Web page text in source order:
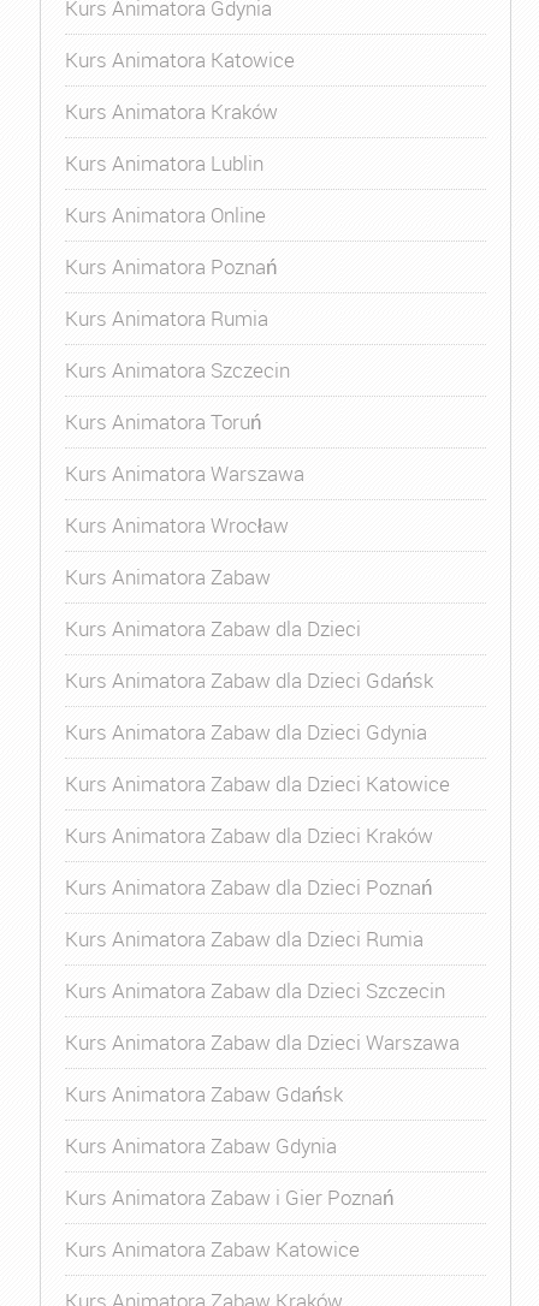
Kurs Animatora Gdynia
Kurs Animatora Katowice
Kurs Animatora Kraków
Kurs Animatora Lublin
Kurs Animatora Online
Kurs Animatora Poznań
Kurs Animatora Rumia
Kurs Animatora Szczecin
Kurs Animatora Toruń
Kurs Animatora Warszawa
Kurs Animatora Wrocław
Kurs Animatora Zabaw
Kurs Animatora Zabaw dla Dzieci
Kurs Animatora Zabaw dla Dzieci Gdańsk
Kurs Animatora Zabaw dla Dzieci Gdynia
Kurs Animatora Zabaw dla Dzieci Katowice
Kurs Animatora Zabaw dla Dzieci Kraków
Kurs Animatora Zabaw dla Dzieci Poznań
Kurs Animatora Zabaw dla Dzieci Rumia
Kurs Animatora Zabaw dla Dzieci Szczecin
Kurs Animatora Zabaw dla Dzieci Warszawa
Kurs Animatora Zabaw Gdańsk
Kurs Animatora Zabaw Gdynia
Kurs Animatora Zabaw i Gier Poznań
Kurs Animatora Zabaw Katowice